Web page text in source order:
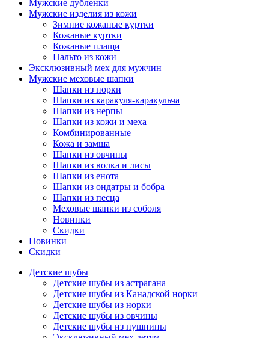
Мужские дубленки
Мужские изделия из кожи
Зимние кожаные куртки
Кожаные куртки
Кожаные плащи
Пальто из кожи
Эксклюзивный мех для мужчин
Мужские меховые шапки
Шапки из норки
Шапки из каракуля-каракульча
Шапки из нерпы
Шапки из кожи и меха
Комбинированные
Кожа и замша
Шапки из овчины
Шапки из волка и лисы
Шапки из енота
Шапки из ондатры и бобра
Шапки из песца
Меховые шапки из соболя
Новинки
Скидки
Новинки
Скидки
Детские шубы
Детские шубы из астрагана
Детские шубы из Канадской норки
Детские шубы из норки
Детские шубы из овчины
Детские шубы из пушнины